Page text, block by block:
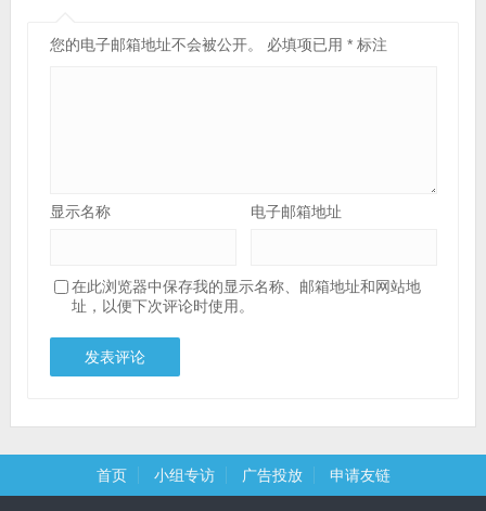
您的电子邮箱地址不会被公开。 必填项已用 *标注
显示名称 电子邮箱地址
在此浏览器中保存我的显示名称、邮箱地址和网站地
址，以便下次评论时使用。
首页 小组专访 广告投放 申请友链